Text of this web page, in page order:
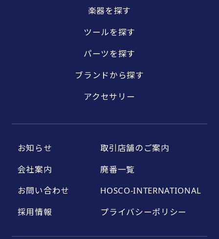
楽器を探す
ツールを探す
パーツを探す
ブランドから探す
アクセサリー
お知らせ
会社案内
お問い合わせ
採用情報
取引店舗のご案内
廃番一覧
HOSCO-INTERNATIONAL
プライバシーポリシー